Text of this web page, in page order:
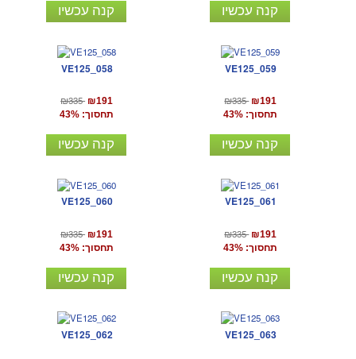
קנה עכשיו קנה עכשיו
VE125_058
₪335 ₪191
תחסוך: 43%
קנה עכשיו
VE125_059
₪335 ₪191
תחסוך: 43%
קנה עכשיו
VE125_060
₪335 ₪191
תחסוך: 43%
קנה עכשיו
VE125_061
₪335 ₪191
תחסוך: 43%
קנה עכשיו
VE125_062 VE125_063